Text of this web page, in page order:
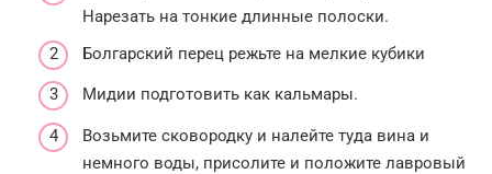
Нарезать на тонкие длинные полоски.
Болгарский перец режьте на мелкие кубики
Мидии подготовить как кальмары.
Возьмите сковородку и налейте туда вина и
немного воды, присолите и положите лавровый